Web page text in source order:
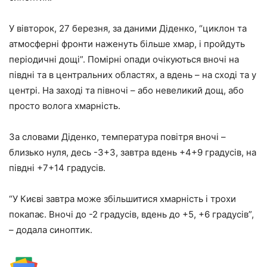
У вівторок, 27 березня, за даними Діденко, “циклон та
атмосферні фронти наженуть більше хмар, і пройдуть
періодичні дощі”. Помірні опади очікуються вночі на
півдні та в центральних областях, а вдень – на сході та у
центрі. На заході та півночі – або невеликий дощ, або
просто волога хмарність.
За словами Діденко, температура повітря вночі –
близько нуля, десь -3+3, завтра вдень +4+9 градусів, на
півдні +7+14 градусів.
“У Києві завтра може збільшитися хмарність і трохи
покапає. Вночі до -2 градусів, вдень до +5, +6 градусів”,
– додала синоптик.